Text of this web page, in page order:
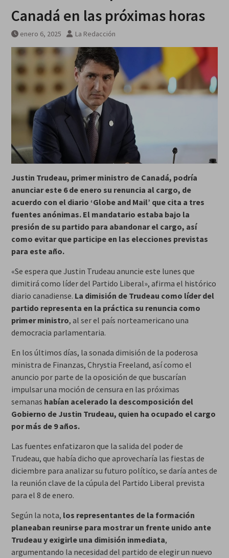
que Israel no cumplió: Unicef
Canadá en las próximas horas
enero 6, 2025 La Redacción
Justin Trudeau, primer ministro de Canadá, podría
anunciar este 6 de enero su renuncia al cargo, de
acuerdo con el diario ‘Globe and Mail’ que cita a tres
fuentes anónimas. El mandatario estaba bajo la
presión de su partido para abandonar el cargo, así
como evitar que participe en las elecciones previstas
para este año.
«Se espera que Justin Trudeau anuncie este lunes que
dimitirá como líder del Partido Liberal», afirma el histórico
diario canadiense. La dimisión de Trudeau como líder del
partido representa en la práctica su renuncia como
primer ministro, al ser el país norteamericano una
democracia parlamentaria.
En los últimos días, la sonada dimisión de la poderosa
ministra de Finanzas, Chrystia Freeland, así como el
anuncio por parte de la oposición de que buscarían
impulsar una moción de censura en las próximas
semanas habían acelerado la descomposición del
Gobierno de Justin Trudeau, quien ha ocupado el cargo
por más de 9 años.
Las fuentes enfatizaron que la salida del poder de
Trudeau, que había dicho que aprovecharía las fiestas de
diciembre para analizar su futuro político, se daría antes de
la reunión clave de la cúpula del Partido Liberal prevista
para el 8 de enero.
Según la nota, los representantes de la formación
planeaban reunirse para mostrar un frente unido ante
Trudeau y exigirle una dimisión inmediata,
argumentando la necesidad del partido de elegir un nuevo